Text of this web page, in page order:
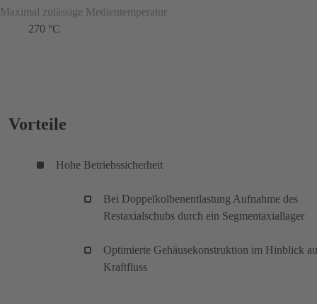
Maximal zulässige Medientemperatur
270 °C
Vorteile
Hohe Betriebssicherheit
Bei Doppelkolbenentlastung Aufnahme des
Restaxialschubs durch ein Segmentaxiallager
Optimierte Gehäusekonstruktion im Hinblick
Kraftfluss